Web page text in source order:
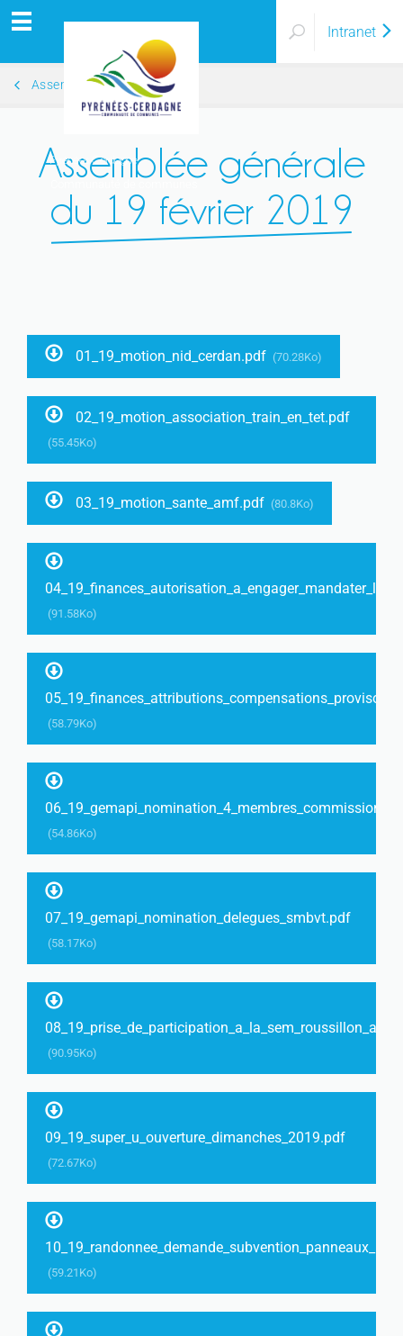
Pyrénées Cerdagne
Intranet
Assemblées générales 2019
Assemblée générale
du 19 février 2019
01_19_motion_nid_cerdan.pdf (70.28Ko)
02_19_motion_association_train_en_tet.pdf
(55.45Ko)
03_19_motion_sante_amf.pdf (80.8Ko)
(91.58Ko)
(58.79Ko)
(54.86Ko)
07_19_gemapi_nomination_delegues_smbvt.pdf
(58.17Ko)
(90.95Ko)
09_19_super_u_ouverture_dimanches_2019.pdf
(72.67Ko)
(59.21Ko)